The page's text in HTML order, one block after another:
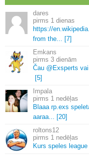
dares
1 dienas
https://en. wikipedia.
from the.
[7]
Emkans
3 dienām
Čau @Exsperts
[5]
Impala
1 nedēļas
Blaaa rp. exs
aaraa.
[20]
roltons12
1 nedēļas
Kurs speles